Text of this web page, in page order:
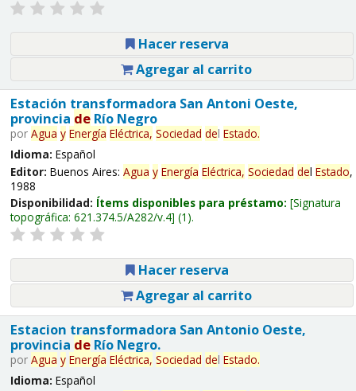
Hacer reserva
Agregar al carrito
Estación transformadora San Antoni Oeste,
provincia deRío Negro
por Agua y Energía Eléctrica, Sociedad del Estado.
Idioma: Español
Editor: Buenos Aires: Agua y Energía Eléctrica, Sociedad del Estado,
1988
Disponibilidad: Ítems disponibles para préstamo: Signatura
topográfica: 621.374.5/A282/v.4 (1).
Hacer reserva
Agregar al carrito
Estacion transformadora San Antonio Oeste,
provincia deRío Negro.
por Agua y Energía Eléctrica, Sociedad del Estado.
Idioma: Español